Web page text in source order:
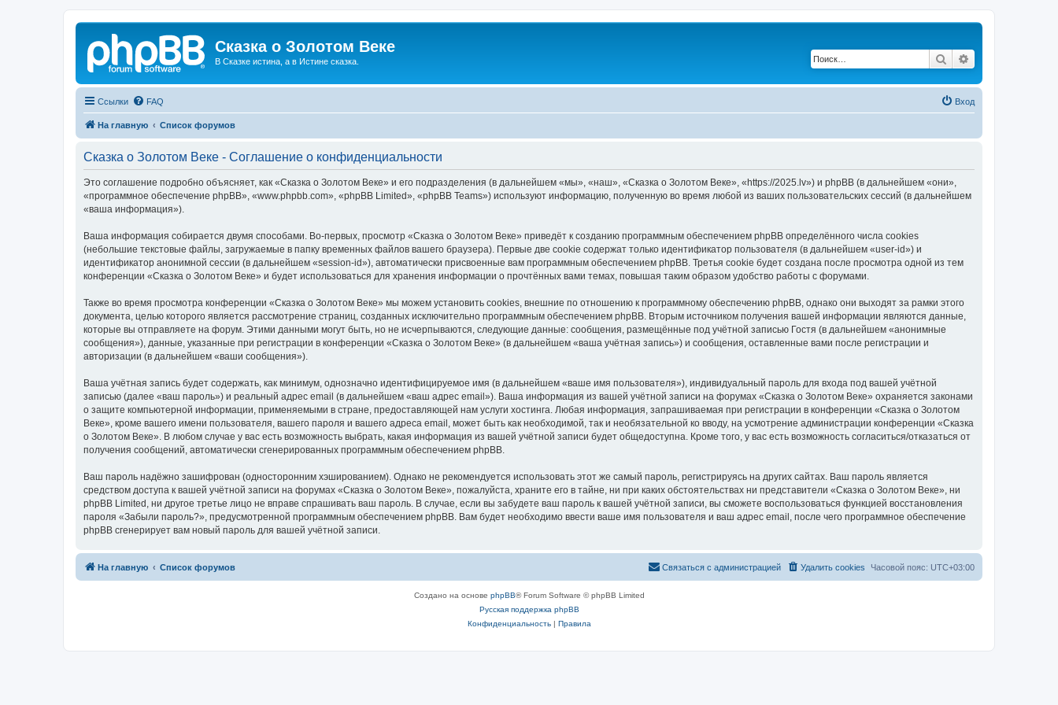
Сказка о Золотом Веке
В Сказке истина, а в Истине сказка. Поиск
Ссылки FAQ Вход
На главную Список форумов
Сказка о Золотом Веке - Соглашение о конфиденциальности
Это соглашение подробно объясняет, как «Сказка о Золотом Веке» и его подразделения (в дальнейшем «мы», «наш», «Сказка о Золотом Веке», «https://2025.lv») и phpBB (в дальнейшем «они»,
«программное обеспечение phpBB», «www.phpbb.com», «phpBB Limited», «phpBB Teams») используют информацию, полученную во время любой из ваших пользовательских сессий (в дальнейшем
«ваша информация»).
Ваша информация собирается двумя способами. Во-первых, просмотр «Сказка о Золотом Веке» приведёт к созданию программным обеспечением phpBB определённого числа cookies
(небольшие текстовые файлы, загружаемые в папку временных файлов вашего браузера). Первые две cookie содержат только идентификатор пользователя (в дальнейшем «user-id») и
идентификатор анонимной сессии (в дальнейшем «session-id»), автоматически присвоенные вам программным обеспечением phpBB. Третья cookie будет создана после просмотра одной из тем
конференции «Сказка о Золотом Веке» и будет использоваться для хранения информации о прочтённых вами темах, повышая таким образом удобство работы с форумами.
Также во время просмотра конференции «Сказка о Золотом Веке» мы можем установить cookies, внешние по отношению к программному обеспечению phpBB, однако они выходят за рамки этого
документа, целью которого является рассмотрение страниц, созданных исключительно программным обеспечением phpBB. Вторым источником получения вашей информации являются данные,
которые вы отправляете на форум. Этими данными могут быть, но не исчерпываются, следующие данные: сообщения, размещённые под учётной записью Гостя (в дальнейшем «анонимные
сообщения»), данные, указанные при регистрации в конференции «Сказка о Золотом Веке» (в дальнейшем «ваша учётная запись») и сообщения, оставленные вами после регистрации и
авторизации (в дальнейшем «ваши сообщения»).
Ваша учётная запись будет содержать, как минимум, однозначно идентифицируемое имя (в дальнейшем «ваше имя пользователя»), индивидуальный пароль для входа под вашей учётной
записью (далее «ваш пароль») и реальный адрес email (в дальнейшем «ваш адрес email»). Ваша информация из вашей учётной записи на форумах «Сказка о Золотом Веке» охраняется законами
о защите компьютерной информации, применяемыми в стране, предоставляющей нам услуги хостинга. Любая информация, запрашиваемая при регистрации в конференции «Сказка о Золотом
Веке», кроме вашего имени пользователя, вашего пароля и вашего адреса email, может быть как необходимой, так и необязательной ко вводу, на усмотрение администрации конференции «Сказка
о Золотом Веке». В любом случае у вас есть возможность выбрать, какая информация из вашей учётной записи будет общедоступна. Кроме того, у вас есть возможность согласиться/отказаться от
получения сообщений, автоматически сгенерированных программным обеспечением phpBB.
Ваш пароль надёжно зашифрован (односторонним хэшированием). Однако не рекомендуется использовать этот же самый пароль, регистрируясь на других сайтах. Ваш пароль является
средством доступа к вашей учётной записи на форумах «Сказка о Золотом Веке», пожалуйста, храните его в тайне, ни при каких обстоятельствах ни представители «Сказка о Золотом Веке», ни
phpBB Limited, ни другое третье лицо не вправе спрашивать ваш пароль. В случае, если вы забудете ваш пароль к вашей учётной записи, вы сможете воспользоваться функцией восстановления
пароля «Забыли пароль?», предусмотренной программным обеспечением phpBB. Вам будет необходимо ввести ваше имя пользователя и ваш адрес email, после чего программное обеспечение
phpBB сгенерирует вам новый пароль для вашей учётной записи.
На главную Список форумов Часовой пояс: UTC+03:00
Удалить cookies
Связаться с администрацией
Создано на основе phpBB® Forum Software © phpBB Limited
Русская поддержка phpBB
Конфиденциальность| Правила